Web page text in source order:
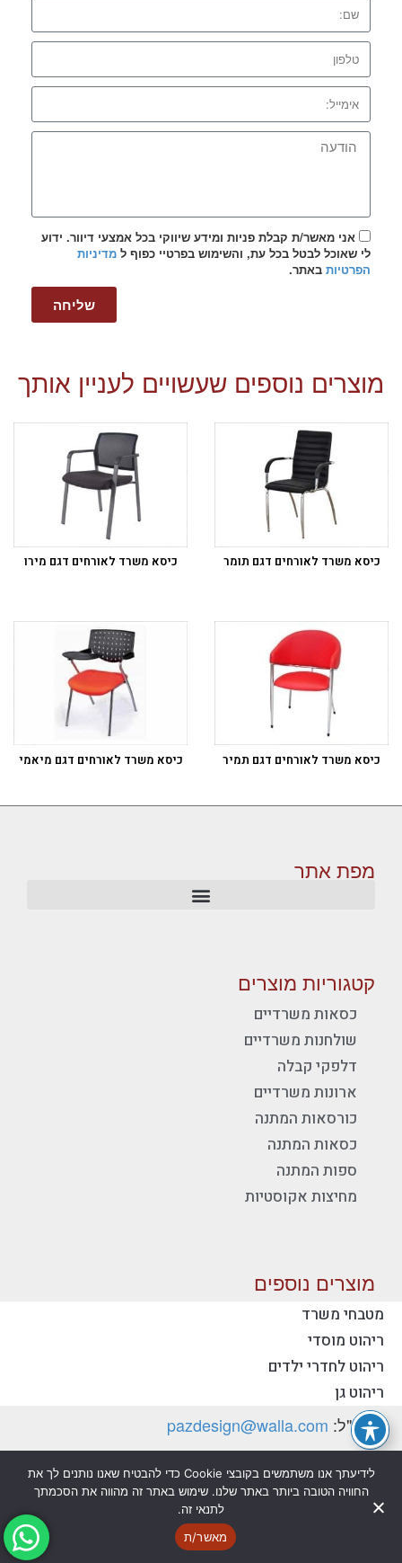
אני מאשר/ת קבלת פניות ומידע שיווקי בכל אמצעי דיוור. ידוע
לי שאוכל לבטל בכל עת, והשימוש בפרטיי כפוף ל מדיניות
הפרטיות באתר.
שליחה
מוצרים נוספים שעשויים לעניין אותך
כיסא משרד לאורחים דגם תומר כיסא משרד לאורחים דגם מירו
כיסא משרד לאורחים דגם תמיר כיסא משרד לאורחים דגם מיאמי
מפת אתר
קטגוריות מוצרים
כסאות משרדיים
שולחנות משרדיים
דלפקי קבלה
ארונות משרדיים
כורסאות המתנה
כסאות המתנה
ספות המתנה
מחיצות אקוסטיות
מוצרים נוספים
מטבחי משרד
ריהוט מוסדי
ריהוט לחדרי ילדים
ריהוט גן
יצירת קשר - פז ריהוט משרדי
טלפון:
דוא"ל: pazdesign@walla.com
כתובת: יצחק רבין 35, קרית אונו 55510 (למשלוח
דואר בלבד)
@ כל הזכויות שמורות לפז ריהוט משרדי בע"מ
לידיעתך אנו משתמשים בקובצי Cookie כדי להבטיח שאנו נותנים לך את
החוויה הטובה ביותר באתר שלנו. שימוש באתר זה מהווה את הסכמתך
לתנאי זה.
מאשר/ת